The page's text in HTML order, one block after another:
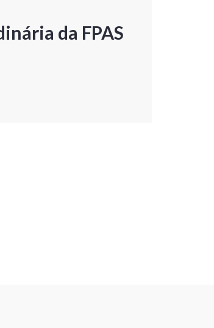
da FPAS